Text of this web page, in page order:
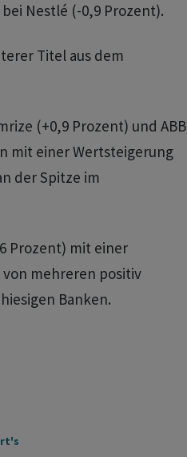
Nestlé (-0,9 Prozent).
Titel aus dem
(+0,9 Prozent) und ABB
mit einer Wertsteigerung
der Spitze im
Prozent) mit einer
mehreren positiv
Banken.